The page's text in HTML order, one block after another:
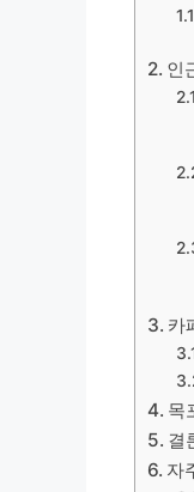
인
카
목
결
자